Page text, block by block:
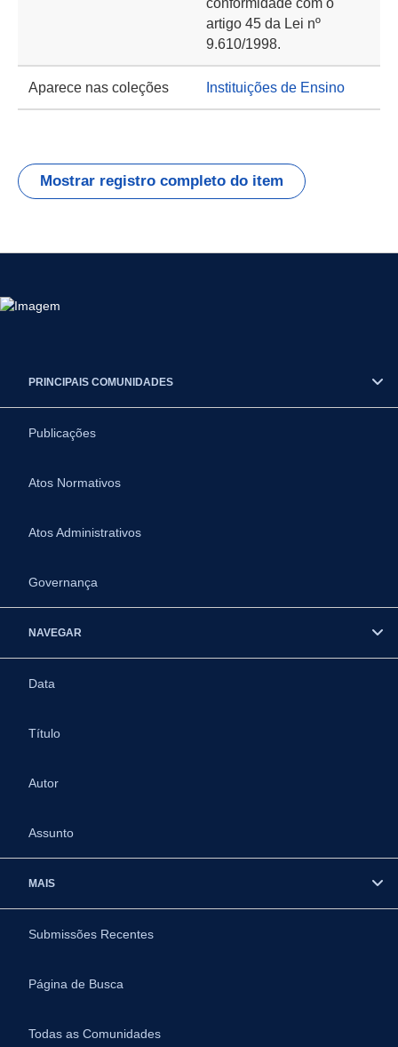
conformidade com o
artigo 45 da Lei nº
9.610/1998.
Aparece nas coleções Instituições de Ensino
Mostrar registro completo do item
PRINCIPAIS COMUNIDADES
Publicações
Atos Normativos
Atos Administrativos
Governança
NAVEGAR
Data
Título
Autor
Assunto
MAIS
Submissões Recentes
Página de Busca
Todas as Comunidades